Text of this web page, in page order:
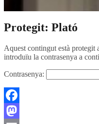
Protegit: Plató
Aquest contingut està protegit
introduïu la contrasenya a
Contrasenya:
Facebook